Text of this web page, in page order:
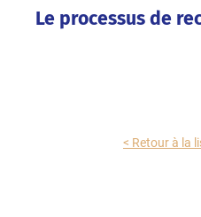
Le processus de
< Retour à la